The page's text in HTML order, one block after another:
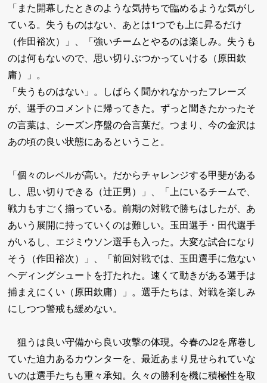
「また開幕したときのような気持ちで臨めるような気がし
ている。失うものはない、あとは1つでも上に昇るだけ
（作田裕次）」、「強いチームとやるのは楽しみ。失うも
のは何もないので、思い切りぶつかっていける（原田欽
庸）」。
「失うものはない」。しばらく聞かれなかったフレーズ
が、選手のコメントに帰ってきた。ずっと聞きたかったそ
の言葉は、シーズン序盤の合言葉だ。つまり、今の金沢は
あの頃の良い状態にあるということ。
「個々のレベルが高い。だからチャレンジする甲斐がある
し、思い切りできる（辻正男）」、「上にいるチームで、
戦力もすごく揃っている。前期の対戦で勝ちはしたが、あ
あいう展開に持っていくのは難しい。玉田選手・田代選手
がいるし、エジミウソン選手も入った。大変な試合になり
そう（作田裕次）」、「前回対戦では、玉田選手に危ない
ヘディングシュートを打たれた。速くて動きがある選手は
捕まえにくい（原田欽庸）」。選手たちは、対戦を楽しみ
にしつつ警戒も緩めない。
狙うは良い守備から良い攻撃の体現。今春のJ2を席巻し
ていた迫力あるカウンターを、最近あまり見せられていな
いのは選手たちも重々承知。久々の勝利を機に積極性を取